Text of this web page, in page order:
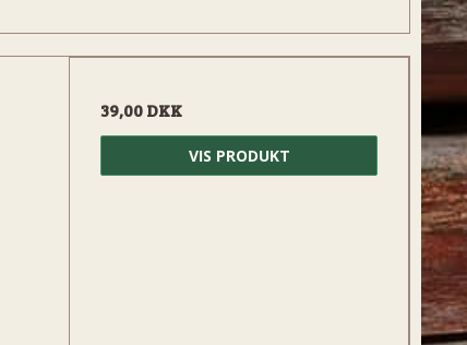
39,00 DKK
VIS PRODUKT